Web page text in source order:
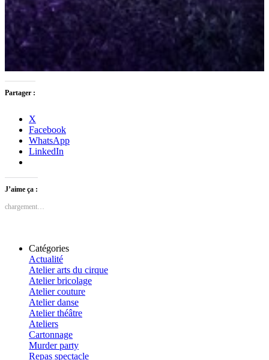
Partager :
X
Facebook
WhatsApp
LinkedIn
J’aime ça :
chargement…
Catégories
Actualité
Atelier arts du cirque
Atelier bricolage
Atelier couture
Atelier danse
Atelier théâtre
Ateliers
Cartonnage
Murder party
Repas spectacle